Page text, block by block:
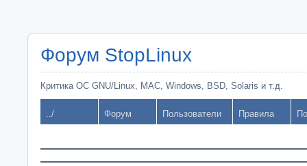
Форум StopLinux
Критика ОС GNU/Linux, MAC, Windows, BSD, Solaris и т.д.
../ Форум Пользователи Правила